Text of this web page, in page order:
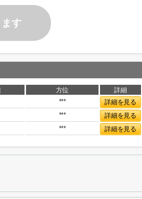
す
方位
詳細
***
詳細を見る
***
詳細を見る
*** 詳細を見る